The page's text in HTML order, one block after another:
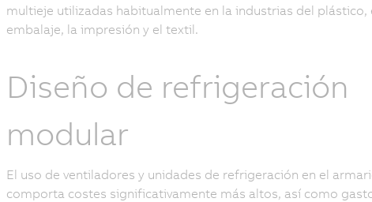
multieje utilizadas habitualmente en la industrias del plástico,
embalaje, la impresión y el textil.
Diseño de refrigeración
modular
El uso de ventiladores y unidades de refrigeración en el
comporta costes significativamente más altos, así como